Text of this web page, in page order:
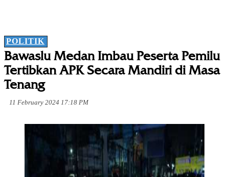
POLITIK
Bawaslu Medan Imbau Peserta Pemilu
Tertibkan APK Secara Mandiri di Masa
Tenang
11 February 2024 17:18 PM